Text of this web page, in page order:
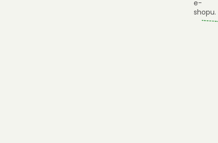
e-
shopu.